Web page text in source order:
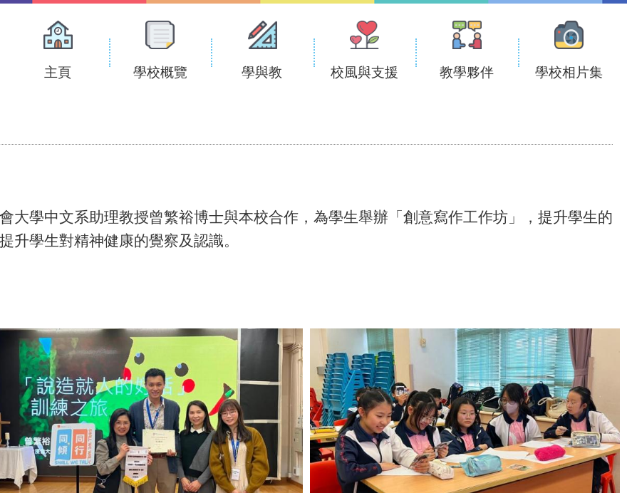
Main
navigation
主頁 學校概覽 學與教 校風與支援 教學夥伴 學校相片集
大學中文系助理教授曾繁裕博士與本校合作，為學生舉辦「創意寫作工作坊」，提升學生的
升學生對精神健康的覺察及認識。